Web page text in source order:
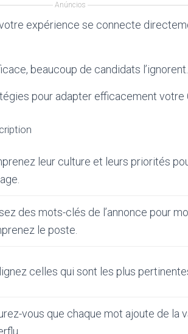
Anúncios
expérience se connecte
beaucoup de candidats l’ignorent.
pour adapter efficacement votre
leur culture et leurs priorités
des mots-clés de l’annonce pour
le poste.
celles qui sont les plus
vous que chaque mot ajoute de la